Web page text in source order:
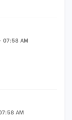
07:58 AM
AM